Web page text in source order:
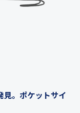
。ポケットサイ